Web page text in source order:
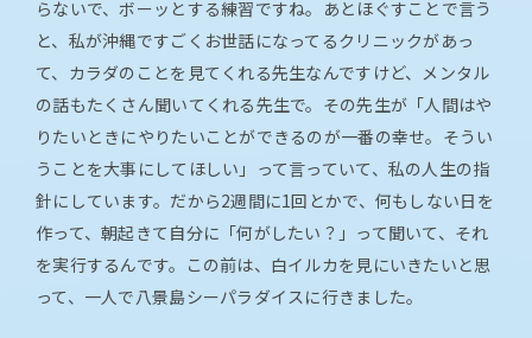
らないで、ボーッとする練習ですね。あとほぐすことで言う
と、私が沖縄ですごくお世話になってるクリニックがあっ
て、カラダのことを見てくれる先生なんですけど、メンタル
の話もたくさん聞いてくれる先生で。その先生が「人間はや
りたいときにやりたいことができるのが一番の幸せ。そうい
うことを大事にしてほしい」って言っていて、私の人生の指
針にしています。だから2週間に1回とかで、何もしない日を
作って、朝起きて自分に「何がしたい？」って聞いて、それ
を実行するんです。この前は、白イルカを見にいきたいと思
って、一人で八景島シーパラダイスに行きました。